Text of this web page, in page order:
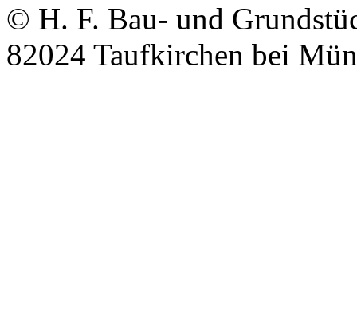
© H. F. Bau- und
82024 Taufkirchen bei